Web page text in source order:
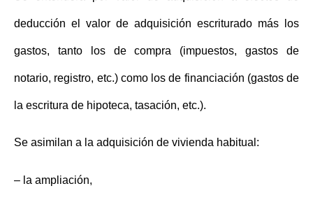
deducción el valor de adquisición escriturado más los
gastos, tanto los de compra (impuestos, gastos de
notario, registro, etc.) como los de financiación (gastos de
la escritura de hipoteca, tasación, etc.).
Se asimilan a la adquisición de vivienda habitual:
– la ampliación,